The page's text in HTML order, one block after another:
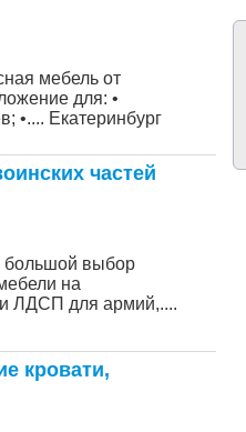
мебель от
для: •
•.... Екатеринбург
частей
большой выбор
на
ЛДСП для армий,....
кровати,